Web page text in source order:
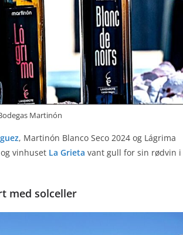
Martinón
, Martinón Blanco Seco 2024 og Lágrima
vinhuset La Grieta vant gull for sin rødvin i
med solceller